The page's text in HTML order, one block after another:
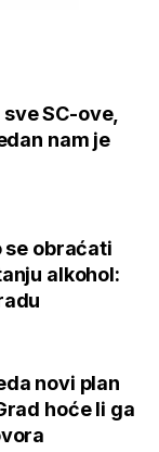
SC-ove,
nam je
se obraćati
alkohol:
novi plan
hoće li ga